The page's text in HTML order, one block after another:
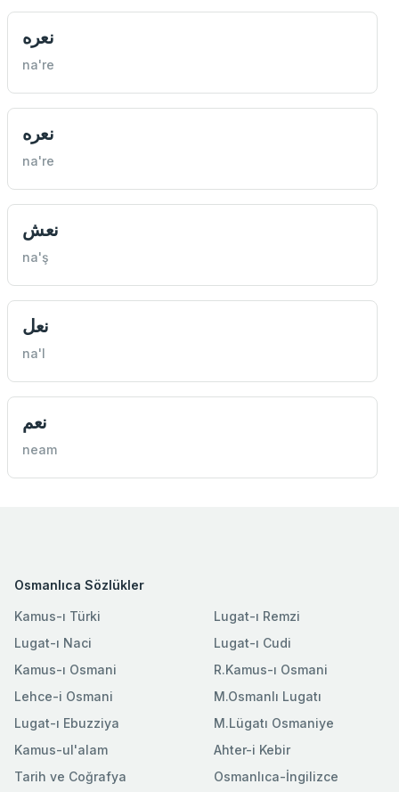
نعره
na're
نعره
na're
نعش
na'ş
نعل
na'l
نعم
neam
Osmanlıca Sözlükler
Kamus-ı Türki
Lugat-ı Naci
Kamus-ı Osmani
Lehce-i Osmani
Lugat-ı Ebuzziya
Lugat-ı Remzi
Lugat-ı Cudi
R.Kamus-ı Osmani
M.Osmanlı Lugatı
M.Lügatı Osmaniye
Kamus-ul'alam
Tarih ve Coğrafya
Ahter-i Kebir
Osmanlıca-İngilizce